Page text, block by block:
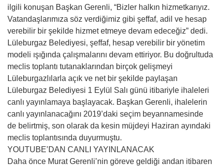
ilgili konuşan Başkan Gerenli, “Bizler halkın hizmetkarıyız.
Vatandaşlarımıza söz verdiğimiz gibi şeffaf, adil ve hesap
verebilir bir şekilde hizmet etmeye devam edeceğiz” dedi.
Lüleburgaz Belediyesi, şeffaf, hesap verebilir bir yönetim
modeli ışığında çalışmalarını devam ettiriyor. Bu doğrultuda
meclis toplantı tutanaklarından birçok gelişmeyi
Lüleburgazlılarla açık ve net bir şekilde paylaşan
Lüleburgaz Belediyesi 1 Eylül Salı günü itibariyle ihaleleri
canlı yayınlamaya başlayacak. Başkan Gerenli, ihalelerin
canlı yayınlanacağını 2019’daki seçim beyannamesinde
de belirtmiş, son olarak da kesin müjdeyi Haziran ayındaki
meclis toplantısında duyurmuştu.
YOUTUBE’DAN CANLI YAYINLANACAK
Daha önce Murat Gerenli’nin göreve geldiği andan itibaren